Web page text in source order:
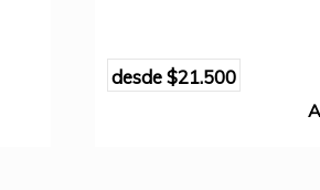
desde$21.500